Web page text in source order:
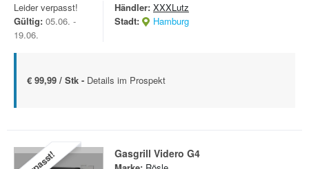
Leider verpasst!
Gültig: 05.06. -
19.06.
Händler: XXXLutz
Stadt:
Hamburg
€ 99,99 / Stk - Details im Prospekt
Gasgrill Videro G4